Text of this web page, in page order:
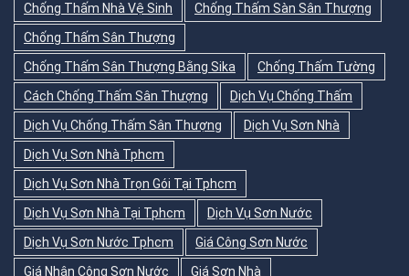
Chống Thấm Nhà Vệ Sinh
Chống Thấm Sàn Sân Thượng
Chống Thấm Sân Thượng
Chống Thấm Sân Thượng Bằng Sika
Chống Thấm Tường
Cách Chống Thấm Sân Thượng
Dịch Vụ Chống Thấm
Dịch Vụ Chống Thấm Sân Thượng
Dịch Vụ Sơn Nhà
Dịch Vụ Sơn Nhà Tphcm
Dịch Vụ Sơn Nhà Trọn Gói Tại Tphcm
Dịch Vụ Sơn Nhà Tại Tphcm
Dịch Vụ Sơn Nước
Dịch Vụ Sơn Nước Tphcm
Giá Công Sơn Nước
Giá Nhân Công Sơn Nước
Giá Sơn Nhà